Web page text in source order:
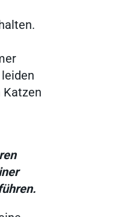
anzeigen
anzeigen
Katzen